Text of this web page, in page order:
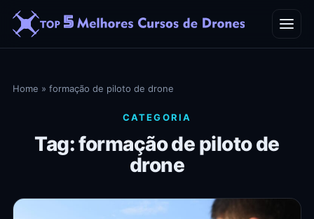
Contato
Home » formação de piloto de drone
CATEGORIA
Tag: formação de piloto de
drone